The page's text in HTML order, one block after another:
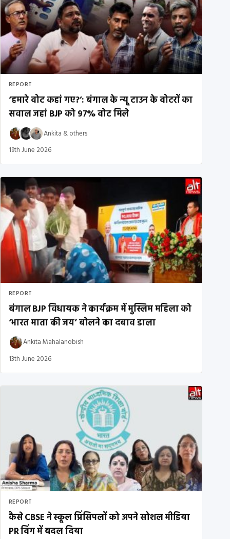
REPORT
‘हमारे वोट कहां गए?’: बंगाल के न्यू टाउन के वोटरों का
सवाल जहां BJP को 97% वोट मिले
Ankita &others
19th June 2026
REPORT
बंगाल BJP विधायक ने कार्यक्रम में मुस्लिम महिला को
‘भारत माता की जय’ बोलने का दबाव डाला
Ankita Mahalanobish
13th June 2026
REPORT
कैसे CBSE ने स्कूल प्रिंसिपलों को अपने सोशल मीडिया
PR विंग में बदल दिया